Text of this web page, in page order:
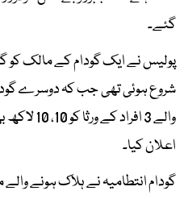
گئے۔
پولیس نے ایک گودام کے مالک کو
شروع ہوئی تھی جب کہ دوسرے
والے 3
اعلان کیا۔
گودام انتطامیہ نے ہلاک ہونے